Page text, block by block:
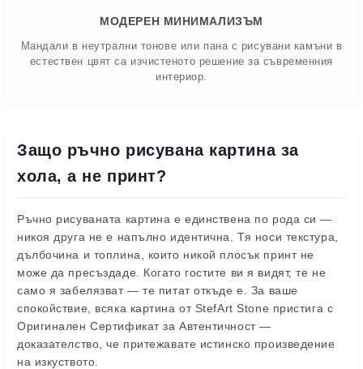
МОДЕРЕН МИНИМАЛИЗЪМ
Мандали в неутрални тонове или пана с рисувани камъни в
естествен цвят са изчистеното решение за съвременния
интериор.
Защо ръчно рисувана картина за
хола, а не принт?
Ръчно рисуваната картина е единствена по рода си —
никоя друга не е напълно идентична. Тя носи текстура,
дълбочина и топлина, които никой плосък принт не
може да пресъздаде. Когато гостите ви я видят, те не
само я забелязват — те питат откъде е. За ваше
спокойствие, всяка картина от StefArt Stone пристига с
Оригинален Сертификат за Автентичност—
доказателство, че притежавате истинско произведение
на изкуството.